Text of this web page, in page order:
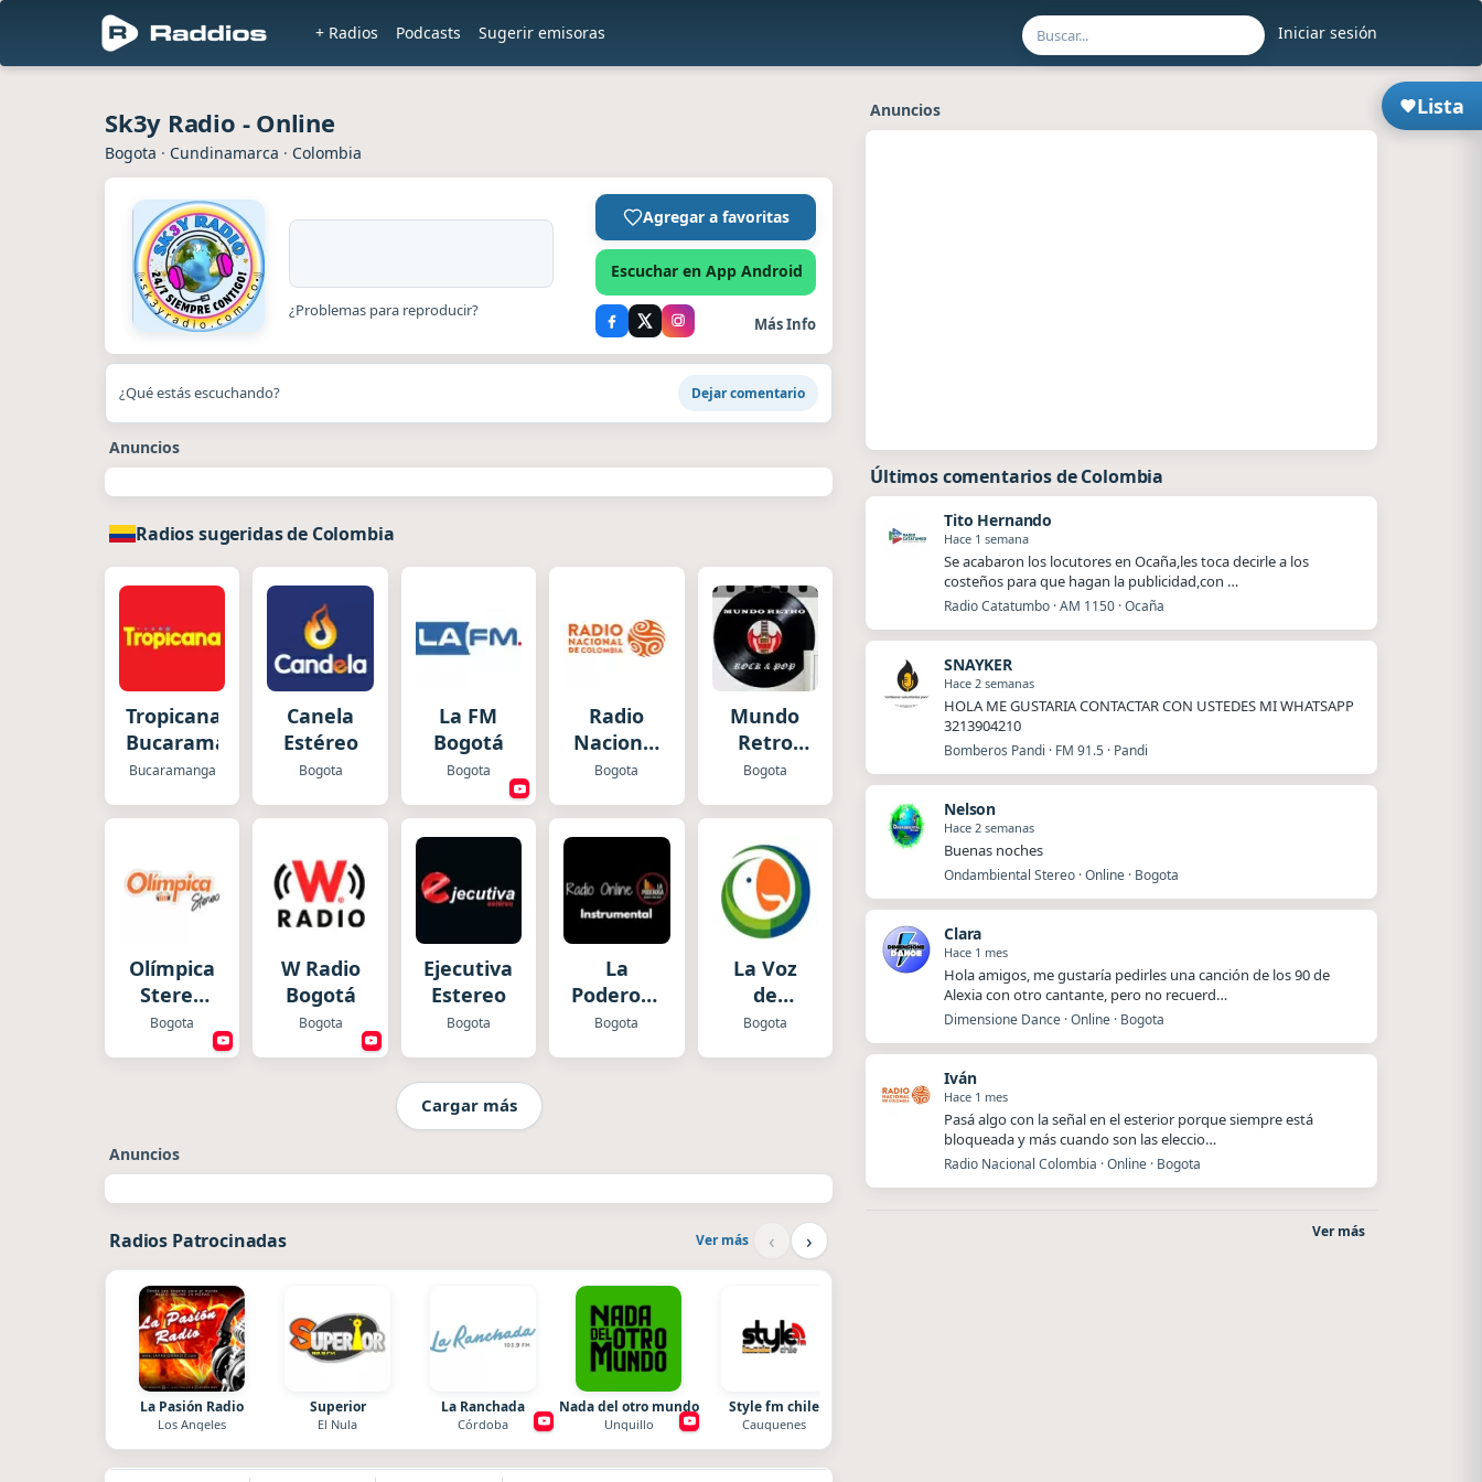
Iniciar sesión
+ Radios Podcasts Sugerir emisoras
Lista
Sk3y Radio - Online
Bogota · Cundinamarca · Colombia
¿Problemas para reproducir?
Agregar a favoritas
Escuchar en App Android
Más Info
¿Qué estás escuchando? Dejar comentario
Anuncios
Radios sugeridas de Colombia
Tropicana
Bucaramanga
Bucaramanga
Canela
Estéreo
Bogota
La FM
Bogotá
Bogota
Radio
Nacional
Colombia
Bogota
Mundo
Retro
Rock en
Bogota
Olímpica
Stereo
Bogotá
Bogota
W Radio
Bogotá
Bogota
Ejecutiva
Estereo
Bogota
La
Poderosa
Radio
Instrumental
Bogota
La Voz
de
Bogotá
Bogota
Cargar más
Anuncios
Radios Patrocinadas Ver más ‹ ›
La Pasión Radio
Los Angeles
Superior
El Nula
La Ranchada
Córdoba
Nada del otro mundo
Unquillo
Style fm chile
Cauquenes
Anuncios
Últimos comentarios de Colombia
Tito Hernando
Hace 1 semana
Se acabaron los locutores en Ocaña,les toca decirle a los
costeños para que hagan la publicidad,con …
Radio Catatumbo · AM 1150 · Ocaña
SNAYKER
Hace 2 semanas
HOLA ME GUSTARIA CONTACTAR CON USTEDES MI WHATSAPP
3213904210
Bomberos Pandi · FM 91.5 · Pandi
Nelson
Hace 2 semanas
Buenas noches
Ondambiental Stereo · Online · Bogota
Clara
Hace 1 mes
Hola amigos, me gustaría pedirles una canción de los 90 de
Alexia con otro cantante, pero no recuerd…
Dimensione Dance · Online · Bogota
Iván
Hace 1 mes
Pasá algo con la señal en el esterior porque siempre está
bloqueada y más cuando son las eleccio…
Radio Nacional Colombia · Online · Bogota
Ver más